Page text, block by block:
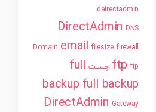
dairectadmin
DirectAdmin DNS
Domain email filesize firewall
ftp ftp چیست
full
backup full backup
DirectAdmin Gateway